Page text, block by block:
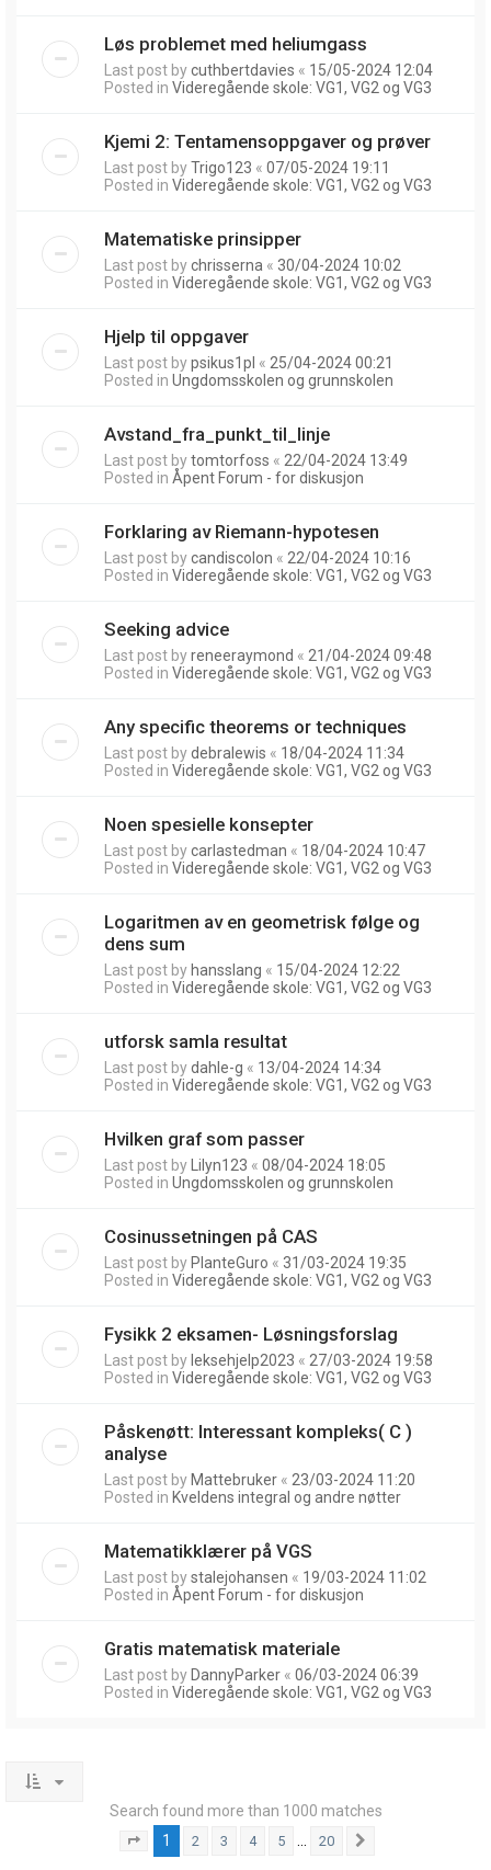
Løs problemet med heliumgass
Last post bycuthbertdavies « 15/05-2024 12:04
Posted in Videregående skole: VG1, VG2 og VG3
Kjemi 2: Tentamensoppgaver og prøver
Last post byTrigo123 « 07/05-2024 19:11
Posted in Videregående skole: VG1, VG2 og VG3
Matematiske prinsipper
Last post bychrisserna « 30/04-2024 10:02
Posted in Videregående skole: VG1, VG2 og VG3
Hjelp til oppgaver
Last post bypsikus1pl « 25/04-2024 00:21
Posted in Ungdomsskolen og grunnskolen
Avstand_fra_punkt_til_linje
Last post bytomtorfoss « 22/04-2024 13:49
Posted in Åpent Forum - for diskusjon
Forklaring av Riemann-hypotesen
Last post bycandiscolon « 22/04-2024 10:16
Posted in Videregående skole: VG1, VG2 og VG3
Seeking advice
Last post byreneeraymond « 21/04-2024 09:48
Posted in Videregående skole: VG1, VG2 og VG3
Any specific theorems or techniques
Last post bydebralewis « 18/04-2024 11:34
Posted in Videregående skole: VG1, VG2 og VG3
Noen spesielle konsepter
Last post bycarlastedman « 18/04-2024 10:47
Posted in Videregående skole: VG1, VG2 og VG3
Logaritmen av en geometrisk følge og
dens sum
Last post by hansslang « 15/04-2024 12:22
Posted in Videregående skole: VG1, VG2 og VG3
utforsk samla resultat
Last post bydahle-g « 13/04-2024 14:34
Posted in Videregående skole: VG1, VG2 og VG3
Hvilken graf som passer
Last post by Lilyn123 « 08/04-2024 18:05
Posted in Ungdomsskolen og grunnskolen
Cosinussetningen på CAS
Last post by PlanteGuro « 31/03-2024 19:35
Posted in Videregående skole: VG1, VG2 og VG3
Fysikk 2 eksamen- Løsningsforslag
Last post by leksehjelp2023 « 27/03-2024 19:58
Posted in Videregående skole: VG1, VG2 og VG3
Påskenøtt: Interessant kompleks( C )
analyse
Last post by Mattebruker « 23/03-2024 11:20
Posted in Kveldens integral og andre nøtter
Matematikklærer på VGS
Last post bystalejohansen « 19/03-2024 11:02
Posted in Åpent Forum - for diskusjon
Gratis matematisk materiale
Last post by DannyParker « 06/03-2024 06:39
Posted in Videregående skole: VG1, VG2 og VG3
Search found more than 1000 matches
Page of 20
1 2 3 4 5 20